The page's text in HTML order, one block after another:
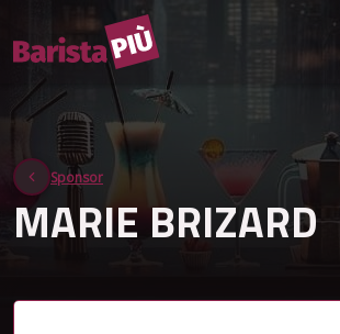
Sponsor
MARIE BRIZARD